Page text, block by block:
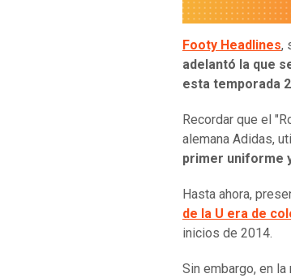
Footy Headlines,
adelantó la que
esta temporada
Recordar que el
alemana Adidas,
primer uniforme
Hasta ahora,
de la U era de
inicios de 2014.
Sin embargo, en